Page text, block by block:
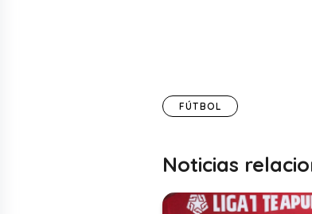
FÚTBOL
Noticias